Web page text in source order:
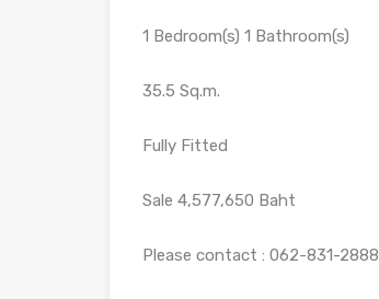
1 Bedroom(s) 1 Bathroom(s)
35.5 Sq.m.
Fully Fitted
Sale 4,577,650 Baht
Please contact : 062-831-2888